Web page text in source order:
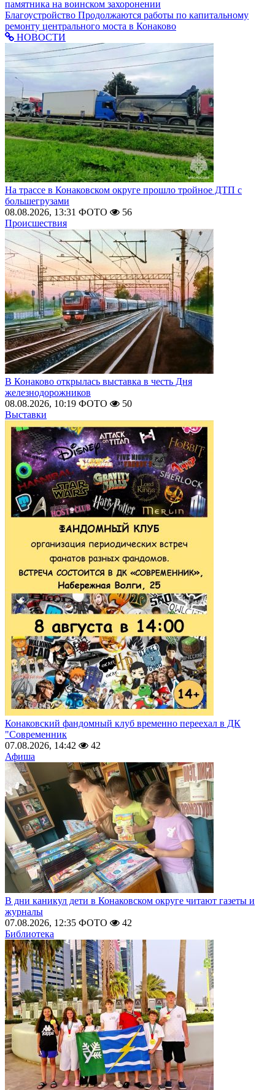
памятника на воинском захоронении
Благоустройство Продолжаются работы по капитальному
ремонту центрального моста в Конаково
НОВОСТИ
На трассе в Конаковском округе прошло тройное ДТП с
большегрузами
08.08.2026, 13:31 ФОТО
56
Происшествия
В Конаково открылась выставка в честь Дня
железнодорожников
08.08.2026, 10:19 ФОТО
50
Выставки
Конаковский фандомный клуб временно переехал в ДК
"Современник
07.08.2026, 14:42
42
Афиша
В дни каникул дети в Конаковском округе читают газеты и
журналы
07.08.2026, 12:35 ФОТО
42
Библиотека